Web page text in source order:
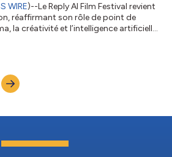
WIRE)--Le Reply AI Film Festival revient
réaffirmant son rôle de point de
la créativité et l’intelligence artificielle.
à Venise pendant la 83e
du film de Venise d...